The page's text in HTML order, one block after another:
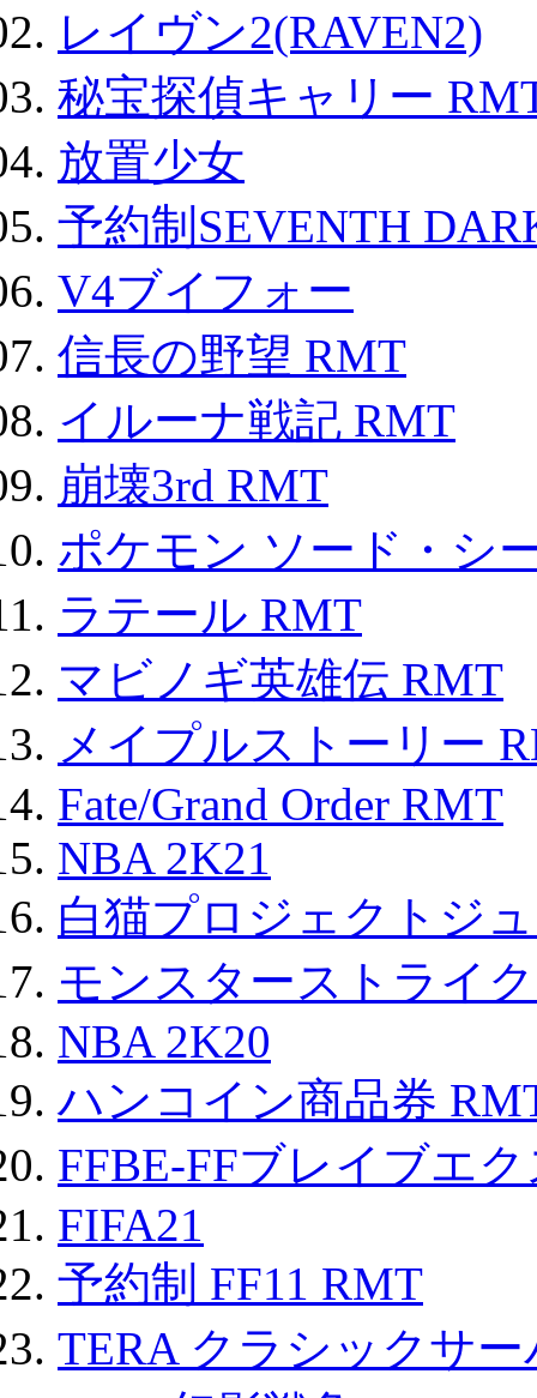
レイヴン2(RAVEN2)
秘宝探偵キャリー
放置少女
予約制SEVENTH
V4ブイフォー
信長の野望 RMT
イルーナ戦記 RMT
崩壊3rd RMT
ポケモン ソード・シ
ラテール RMT
マビノギ英雄伝 RMT
メイプルストーリー
Fate/Grand Order RMT
NBA 2K21
白猫プロジェクトジ
モンスターストライ
NBA 2K20
ハンコイン商品券
FFBE-FFブレイブエ
FIFA21
予約制 FF11 RMT
TERA クラシックサ